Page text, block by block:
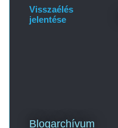
Visszaélés
jelentése
Blogarchívum